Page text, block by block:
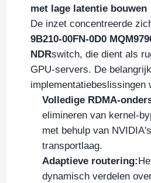
met lage latentie bouwen
De inzet concentreerde
9B210-00FN-0D0
NDRswitch, die dient als
GPU-servers. De
implementatiebeslissingen
Volledige RDMA-
elimineren van kernel-
met behulp van
transportlaag.
Adaptieve routering:
dynamisch verdelen